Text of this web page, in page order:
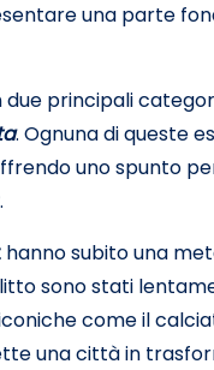
una parte
due principali
. Ognuna di queste
uno spunto
.
hanno subito una
sono stati
come il
una città in